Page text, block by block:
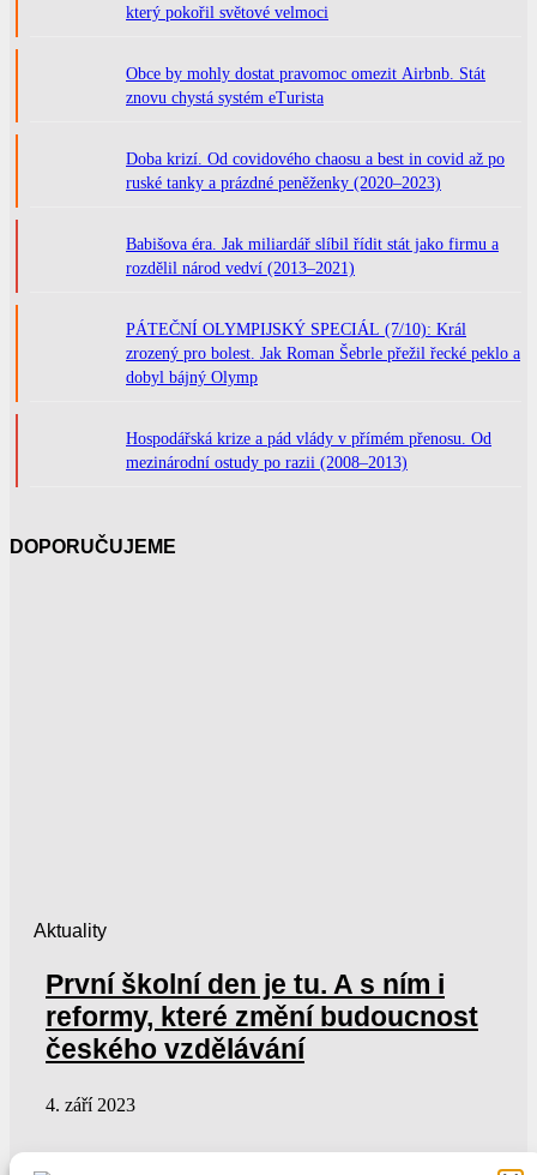
který pokořil světové velmoci
Obce by mohly dostat pravomoc omezit Airbnb. Stát
znovu chystá systém eTurista
Doba krizí. Od covidového chaosu a best in covid až po
ruské tanky a prázdné peněženky (2020–2023)
Babišova éra. Jak miliardář slíbil řídit stát jako firmu a
rozdělil národ vedví (2013–2021)
PÁTEČNÍ OLYMPIJSKÝ SPECIÁL (7/10): Král
zrozený pro bolest. Jak Roman Šebrle přežil řecké peklo a
dobyl bájný Olymp
Hospodářská krize a pád vlády v přímém přenosu. Od
mezinárodní ostudy po razii (2008–2013)
DOPORUČUJEME
Aktuality
První školní den je tu. A s ním i
reformy, které změní budoucnost
českého vzdělávání
4. září 2023